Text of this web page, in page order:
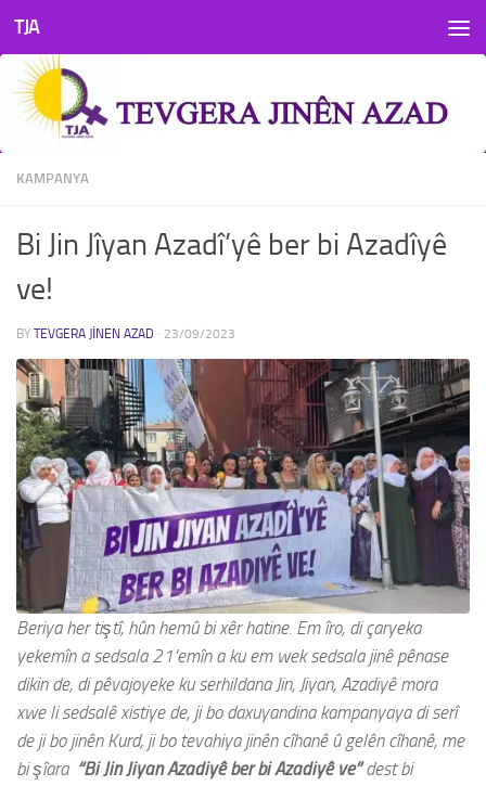
Skip to content
TJA
KAMPANYA
Bi Jin Jîyan Azadî’yê ber bi Azadîyê
ve!
BY TEVGERA JINEN AZAD · 23/09/2023
Beriya her tiştî, hûn hemû bi xêr hatine. Em îro, di çaryeka
yekemîn a sedsala 21’emîn a ku em wek sedsala jinê pênase
dikin de, di pêvajoyeke ku serhildana Jin, Jiyan, Azadiyê mora
xwe li sedsalê xistiye de, ji bo daxuyandina kampanyaya di serî
de ji bo jinên Kurd, ji bo tevahiya jinên cîhanê û gelên cîhanê, me
bi şîara “Bi Jin Jiyan Azadiyê ber bi Azadiyê ve”dest bi